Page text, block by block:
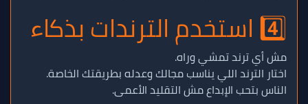
4️⃣ استخدم الترندات بذكاء
مش أي ترند تمشي وراه.
اختار الترند اللي يناسب مجالك وعدله بطريقتك الخاصة.
الناس بتحب الإبداع مش التقليد الأعمى.